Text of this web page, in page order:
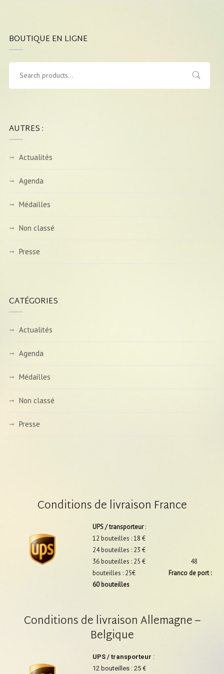
BOUTIQUE EN LIGNE
AUTRES :
Actualités
Agenda
Médailles
Non classé
Presse
CATÉGORIES
Actualités
Agenda
Médailles
Non classé
Presse
Conditions de livraison France
UPS / transporteur:
12 bouteilles : 18 €
24 bouteilles : 23 €
36 bouteilles : 25 € 48
bouteilles : 25€
Franco de port :
60 bouteilles
Conditions de livraison Allemagne –
Belgique
UPS / transporteur :
12 bouteilles : 25 €